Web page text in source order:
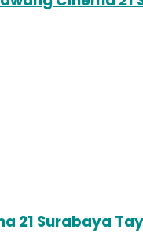
21 Surabaya